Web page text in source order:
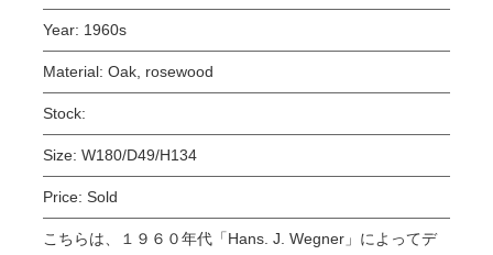
Year: 1960s
Material: Oak, rosewood
Stock:
Size: W180/D49/H134
Price: Sold
こちらは、１９６０年代「Hans. J. Wegner」によってデ